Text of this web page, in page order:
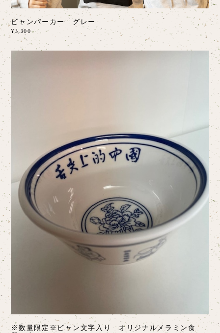
ビャンパーカー グレー
¥3,300
※数量限定※ビャン文字入り オリジナルメラミン食